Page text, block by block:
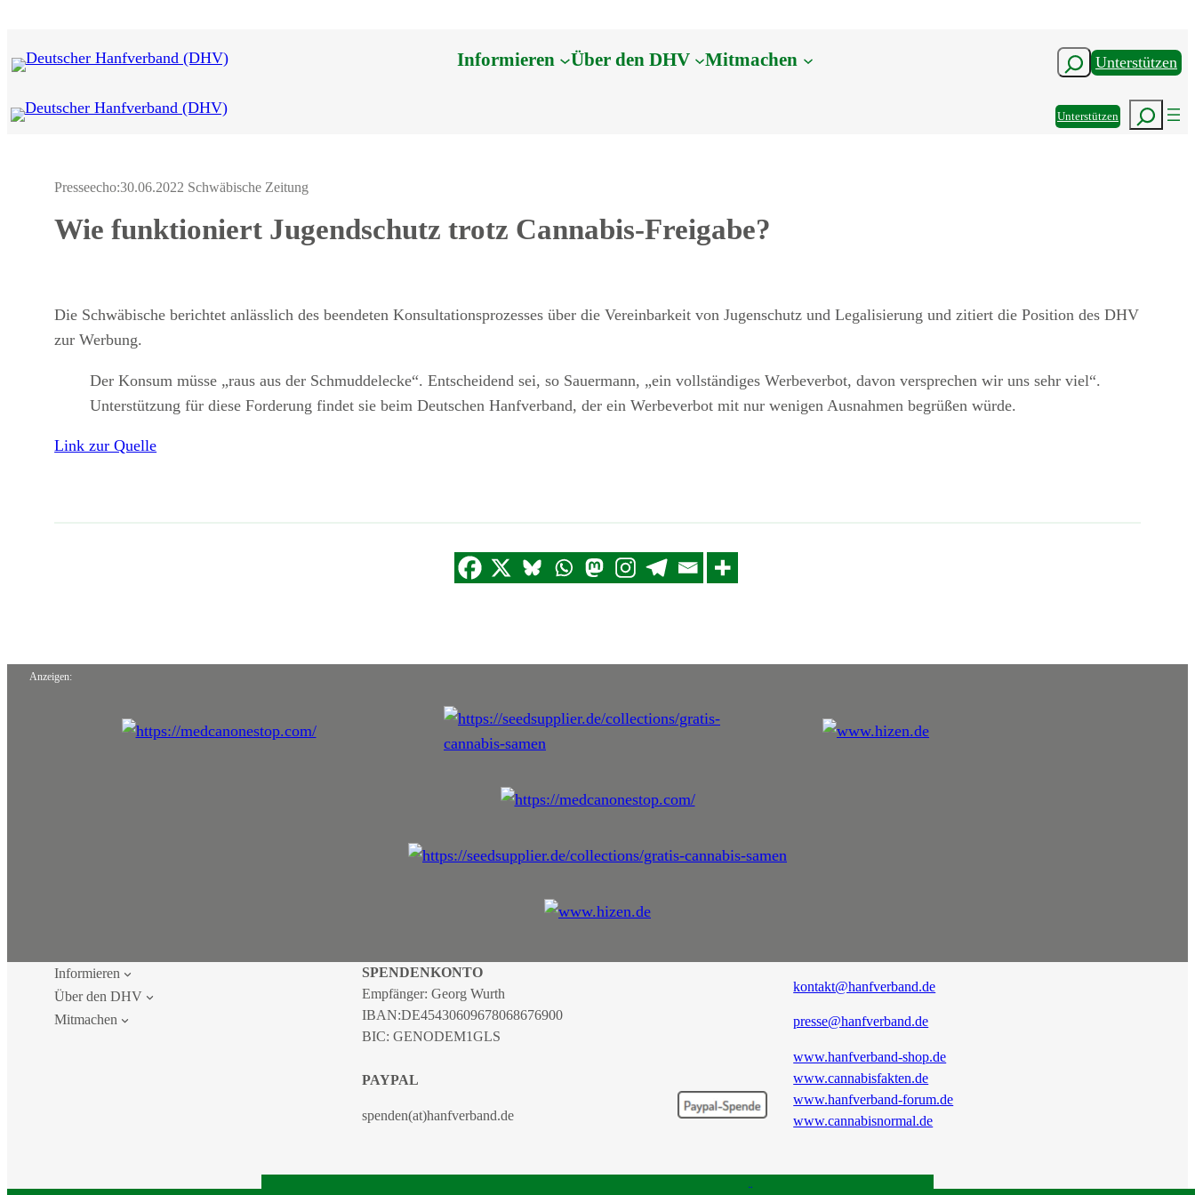
springen
Informieren Über den DHV Mitmachen SuchenUnterstützen
UnterstützenSuchen
Presseecho:30.06.2022 Schwäbische Zeitung
Wie funktioniert Jugendschutz trotz Cannabis-Freigabe?
Die Schwäbische berichtet anlässlich des beendeten Konsultationsprozesses über die Vereinbarkeit von Jugenschutz und Legalisierung und zitiert die Position des DHV
zur Werbung.
Der Konsum müsse „raus aus der Schmuddelecke“. Entscheidend sei, so Sauermann, „ein vollständiges Werbeverbot, davon versprechen wir uns sehr viel“.
Unterstützung für diese Forderung findet sie beim Deutschen Hanfverband, der ein Werbeverbot mit nur wenigen Ausnahmen begrüßen würde.
Link zur Quelle
Anzeigen:
Informieren
Über den DHV
Mitmachen
SPENDENKONTO
Empfänger: Georg Wurth
IBAN:DE45430609678068676900
BIC: GENODEM1GLS
PAYPAL
spenden(at)hanfverband.de
kontakt@hanfverband.de
presse@hanfverband.de
www.hanfverband-shop.de
www.cannabisfakten.de
www.hanfverband-forum.de
www.cannabisnormal.de